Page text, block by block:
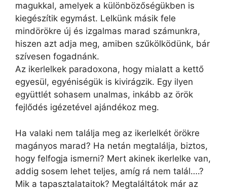
magukkal, amelyek a különbözőségükben is
kiegészítik egymást. Lelkünk másik fele
mindörökre új és izgalmas marad számunkra,
hiszen azt adja meg, amiben szűkölködünk, bár
szívesen fogadnánk.
Az ikerlelkek paradoxona, hogy mialatt a kettő
egyesül, egyéniségük is kivirágzik. Egy ilyen
együttlét sohasem unalmas, inkább az örök
fejlődés igézetével ajándékoz meg.
Ha valaki nem találja meg az ikerlelkét örökre
magányos marad? Ha netán megtalálja, biztos,
hogy felfogja ismerni? Mert akinek ikerlelke van,
addig sosem lehet teljes, amíg rá nem talál….?
Mik a tapasztalataitok? Megtaláltátok már az